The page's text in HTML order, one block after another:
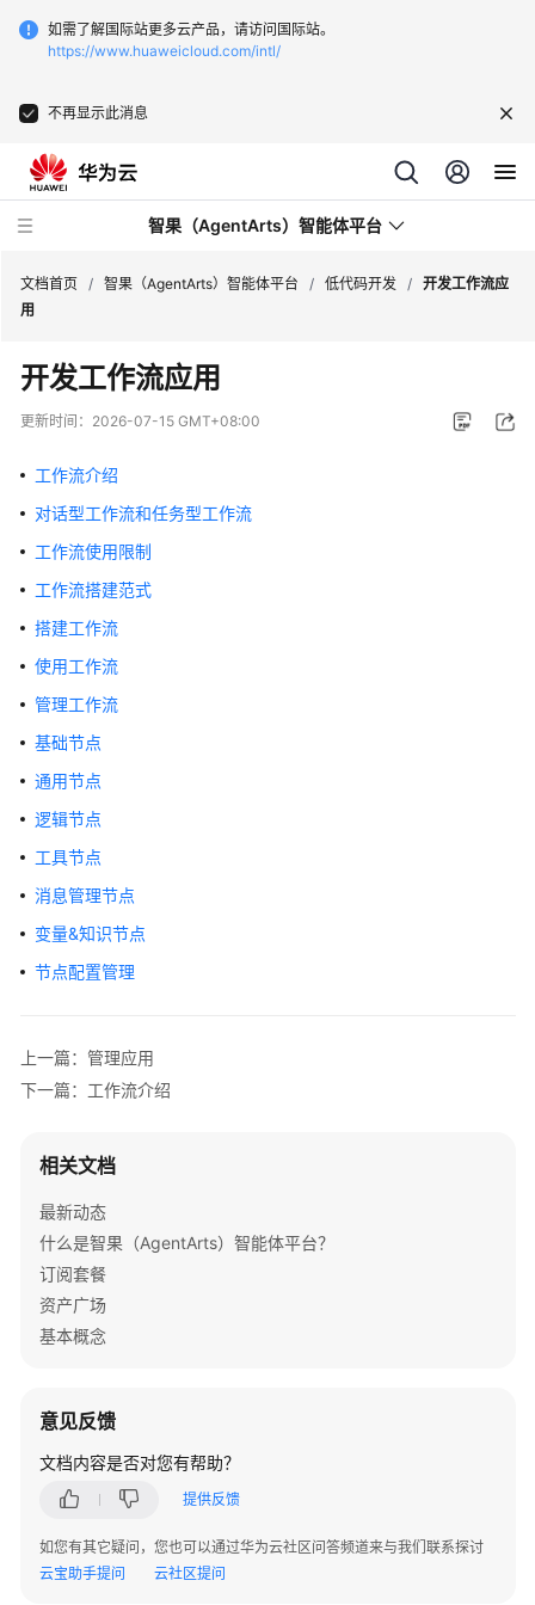
如需了解国际站更多云产品，请访问国际站。
https://www.huaweicloud.com/intl/
不再显示此消息
智果（AgentArts）智能体平台
最
新
动
品
介
开
使
用
费
说
低
码
开
应
用
指
低
代
码
应
用
流
程
开
单
智
文档首页 / 智果（AgentArts）智能体平台 / 低代码开发 / 开发工作流应
用
开发工作流应用
更新时间： 2026-07-15 GMT+08:00
工作流介绍
对话型工作流和任务型工作流
工作流使用限制
工作流搭建范式
搭建工作流
使用工作流
管理工作流
基础节点
通用节点
逻辑节点
工具节点
消息管理节点
变量&知识节点
节点配置管理
上一篇：管理应用
下一篇：工作流介绍
相关文档
最新动态
什么是智果（AgentArts）智能体平台？
订阅套餐
资产广场
基本概念
意见反馈
文档内容是否对您有帮助？
提供反馈
如您有其它疑问，您也可以通过华为云社区问答频道来与我们联系探讨
云宝助手提问
云社区提问